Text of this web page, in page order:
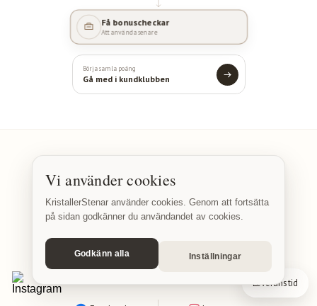
Få bonuscheckar
Att använda senare
Börja samla poäng
Gå med i kundklubben
INFORMATION
Kontakt Kundrecensioner Kundklubb
Om oss
Kunskapsdatabas
Certifikat Köpvillkor
Retur
Skötselråd & användning
Vi använder cookies
KristallerStenar använder cookies. Genom att fortsätta
på sidan godkänner du användandet av cookies.
Godkänn alla Inställningar